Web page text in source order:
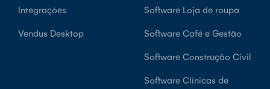
Integrações
Vendus Desktop
Software Loja de roupa
Software Café e Gestão
Software Construção Civil
Software Clínicas de